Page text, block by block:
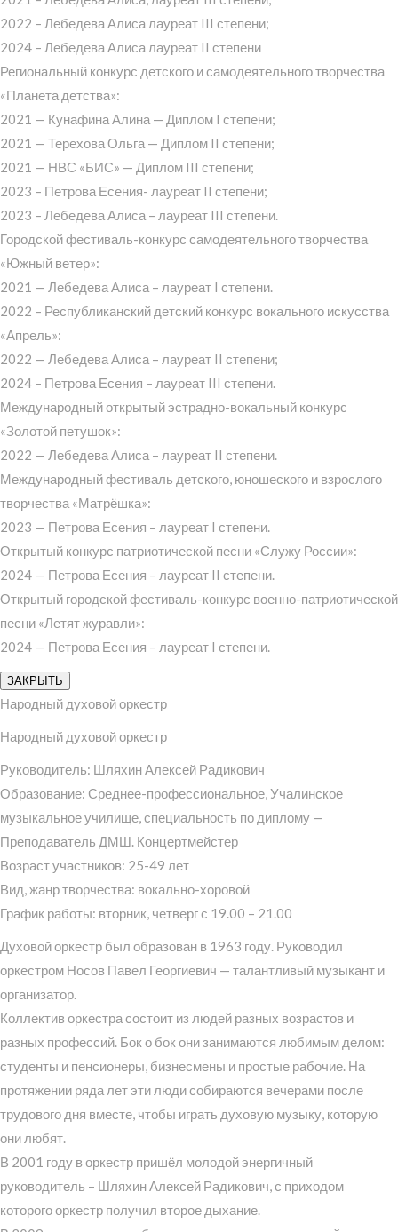
2022 – Лебедева Алиса лауреат III степени;
2024 – Лебедева Алиса лауреат II степени
Региональный конкурс детского и самодеятельного творчества
«Планета детства»:
2021 — Кунафина Алина — Диплом I степени;
2021 — Терехова Ольга — Диплом II степени;
2021 — НВС «БИС» — Диплом III степени;
2023 – Петрова Есения- лауреат II степени;
2023 – Лебедева Алиса – лауреат III степени.
Городской фестиваль-конкурс самодеятельного творчества
«Южный ветер»:
2021 — Лебедева Алиса – лауреат I степени.
2022 – Республиканский детский конкурс вокального искусства
«Апрель»:
2022 — Лебедева Алиса – лауреат II степени;
2024 – Петрова Есения – лауреат III степени.
Международный открытый эстрадно-вокальный конкурс
«Золотой петушок»:
2022 — Лебедева Алиса – лауреат II степени.
Международный фестиваль детского, юношеского и взрослого
творчества «Матрёшка»:
2023 — Петрова Есения – лауреат I степени.
Открытый конкурс патриотической песни «Служу России»:
2024 — Петрова Есения – лауреат II степени.
Открытый городской фестиваль-конкурс военно-патриотической
песни «Летят журавли»:
2024 — Петрова Есения – лауреат I степени.
ЗАКРЫТЬ
Народный духовой оркестр
Народный духовой оркестр
Руководитель: Шляхин Алексей Радикович
Образование: Среднее-профессиональное, Учалинское
музыкальное училище, специальность по диплому —
Преподаватель ДМШ. Концертмейстер
Возраст участников: 25-49 лет
Вид, жанр творчества: вокально-хоровой
График работы: вторник, четверг с 19.00 – 21.00
Духовой оркестр был образован в 1963 году. Руководил
оркестром Носов Павел Георгиевич — талантливый музыкант и
организатор.
Коллектив оркестра состоит из людей разных возрастов и
разных профессий. Бок о бок они занимаются любимым делом:
студенты и пенсионеры, бизнесмены и простые рабочие. На
протяжении ряда лет эти люди собираются вечерами после
трудового дня вместе, чтобы играть духовую музыку, которую
они любят.
В 2001 году в оркестр пришёл молодой энергичный
руководитель – Шляхин Алексей Радикович, с приходом
которого оркестр получил второе дыхание.